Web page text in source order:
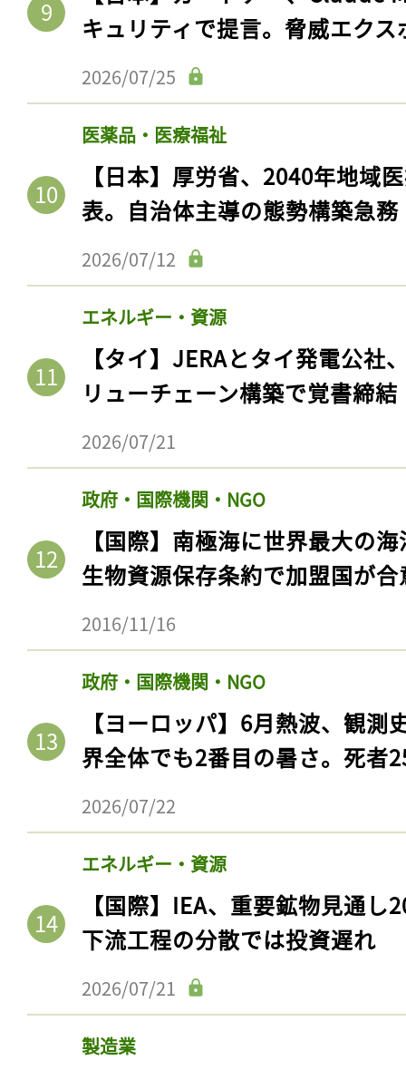
キュリティで提言。脅威エク
2026/07/25
医薬品・医療福祉
【日本】厚労省、2040年地域
表。自治体主導の態勢構築急務
2026/07/12
エネルギー・資源
【タイ】JERAとタイ発電公社
リューチェーン構築で覚書締結
2026/07/21
政府・国際機関・NGO
【国際】南極海に世界最大の
生物資源保存条約で加盟国が合
2016/11/16
政府・国際機関・NGO
【ヨーロッパ】6月熱波、観
界全体でも2番目の暑さ。死者
2026/07/22
エネルギー・資源
【国際】IEA、重要鉱物見通
下流工程の分散では投資遅れ
2026/07/21
製造業